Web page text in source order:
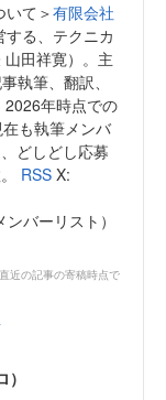
いて＞有限会社
する、テクニカ
田祥寛）。主
執筆、翻訳、
年時点での
も執筆メンバ
どしどし応募
RSS X:
ンバーリスト）
近の記事の寄稿時点で